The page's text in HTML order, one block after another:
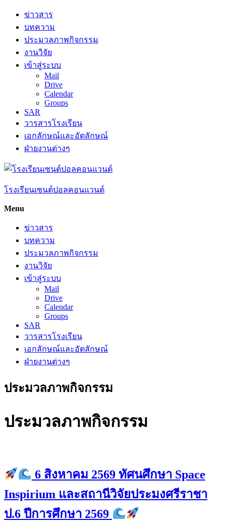
Skip
content
ข่าวสาร
บทความ
ประมวลภาพกิจกรรม
งานวิจัย
เข้าสู่ระบบ
Mail
Drive
Calendar
Groups
SAR
วารสารโรงเรียน
เอกลักษณ์และอัตลักษณ์
ฝ่ายงานต่างๆ
โรงเรียนเซนต์ปอลคอนแวนต์
Menu
ข่าวสาร
บทความ
ประมวลภาพกิจกรรม
งานวิจัย
เข้าสู่ระบบ
Mail
Drive
Calendar
Groups
SAR
วารสารโรงเรียน
เอกลักษณ์และอัตลักษณ์
ฝ่ายงานต่างๆ
ประมวลภาพกิจกรรม
ประมวลภาพกิจกรรม
6 สิงหาคม 2569 ทัศนศึกษา Space
Inspirium และสถานีวิจัยประมงศรีราชา
ป.6 ปีการศึกษา 2569